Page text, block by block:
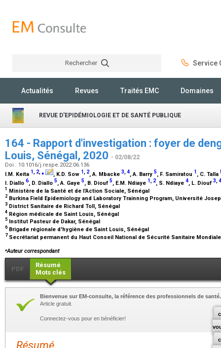
Rechercher Service
Actualités Revues Traités EMC Domaines
REVUE D'EPIDÉMIOLOGIE ET DE SANTÉ PUBLIQUE
164 - Rapport d'investigation : foyer de
Louis, Sénégal, 2020 - 02/08/22
Doi : 10.1016/j.respe.2022.06.136
I.M. Keita 1, 2,⁎ , K.D. Sow 1, 2, A. Mbacke 3,4, A. Barry 5, F. Samiratou 1 , C. Talla
I. Diallo 6, D. Diallo 5, A. Gaye 5, B. Diouf 5, E.M. Ndiaye 1 2, S. Ndiaye 4, L. Diouf 3 4
1 Ministère de la Santé et de l'Action Sociale, Sénégal
2 Burkina Field Epidemiology and Laboratory Trainning Program, Université
3 District Sanitaire de Richard Toll, Sénégal
4 Région médicale de Saint Louis, Sénégal
5 Institut Pasteur de Dakar, Sénégal
6Brigade régionale d'hygiène de Saint Louis, Sénégal
7 Secrétariat permanent du Haut Conseil National de Sécurité Sanitaire
⁎Auteur correspondant
PDF
Résumé
Mots clés
Bienvenue sur EM-consulte, la référence des professionnels de santé.
Article gratuit.
Connectez-vous pour en bénéficier!
Résumé